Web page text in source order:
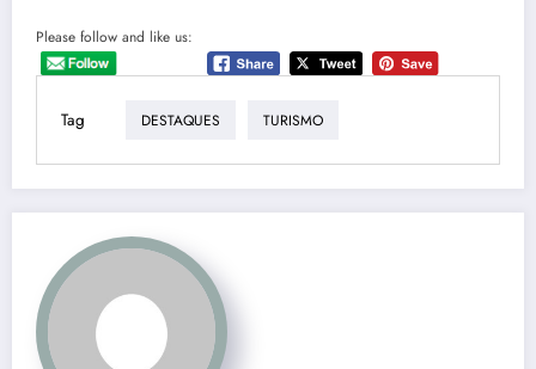
Please follow and like us:
Tag DESTAQUES TURISMO